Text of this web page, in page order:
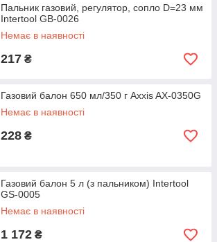
Пальник газовий, регулятор, сопло D=23 мм
Intertool GB-0026
Немає в наявності
217 ₴
Газовий балон 650 мл/350 г Axxis AX-0350G
Немає в наявності
228 ₴
Газовий балон 5 л (з пальником) Intertool
GS-0005
Немає в наявності
1 172 ₴